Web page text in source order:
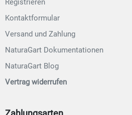
Registrieren
Kontaktformular
Versand und Zahlung
NaturaGart Dokumentationen
NaturaGart Blog
Vertrag widerrufen